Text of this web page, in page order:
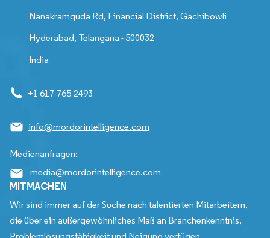
Nanakramguda Rd, Financial District, Gachibowli
Hyderabad, Telangana - 500032
India
+1 617-765-2493
info@mordorintelligence.com
Medienanfragen:
media@mordorintelligence.com
MITMACHEN
Wir sind immer auf der Suche nach talentierten Mitarbeitern,
die über ein außergewöhnliches Maß an Branchenkenntnis,